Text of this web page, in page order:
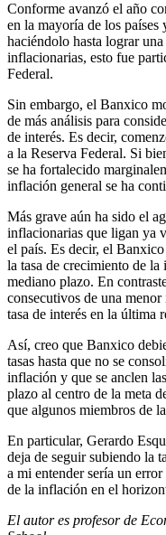
Conforme avanzó el año
en la mayoría de los países
haciéndolo hasta lograr
inflacionarias, esto fue
Federal.
Sin embargo, el Banxico
de más análisis para
de interés. Es decir,
a la Reserva Federal. Si
se ha fortalecido
inflación general se ha
Más grave aún ha sido el
inflacionarias que ligan ya
el país. Es decir, el
la tasa de crecimiento de
mediano plazo. En
consecutivos de una
tasa de interés en la última
Así, creo que Banxico
tasas hasta que no se
inflación y que se anclen
plazo al centro de la meta
que algunos miembros de
En particular, Gerardo
deja de seguir subiendo la
a mi entender sería un
de la inflación en el
El autor es profesor de